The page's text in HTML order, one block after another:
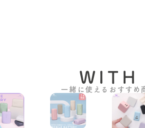
WITH
一緒に使えるおすすめ